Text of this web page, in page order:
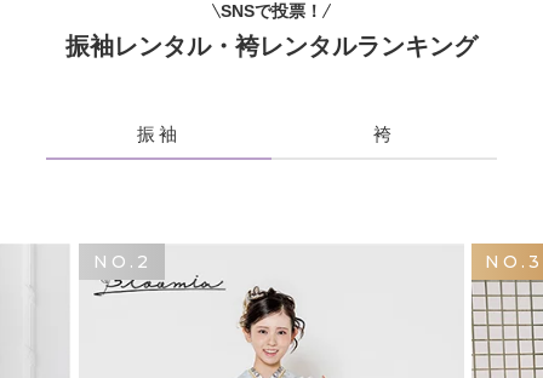
SNSで投票！
振袖レンタル・袴レンタルランキング
振袖 袴
NO.2 NO.3